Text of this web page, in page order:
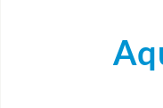
ΟΛΟΚΛΗΡΩΜΈΝΑ ΣΥΣΤΉΜΑΤΑ